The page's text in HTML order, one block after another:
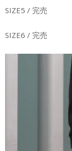
SIZE5 / 完売
SIZE6 / 完売